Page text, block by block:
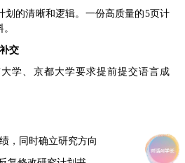
划的清晰和逻辑。一份高质量的5页计
交
学、京都大学要求提前提交语言成
，同时确立研究方向